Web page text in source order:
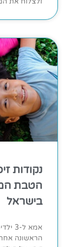
נקודות
הטבת
בישראל
אמא